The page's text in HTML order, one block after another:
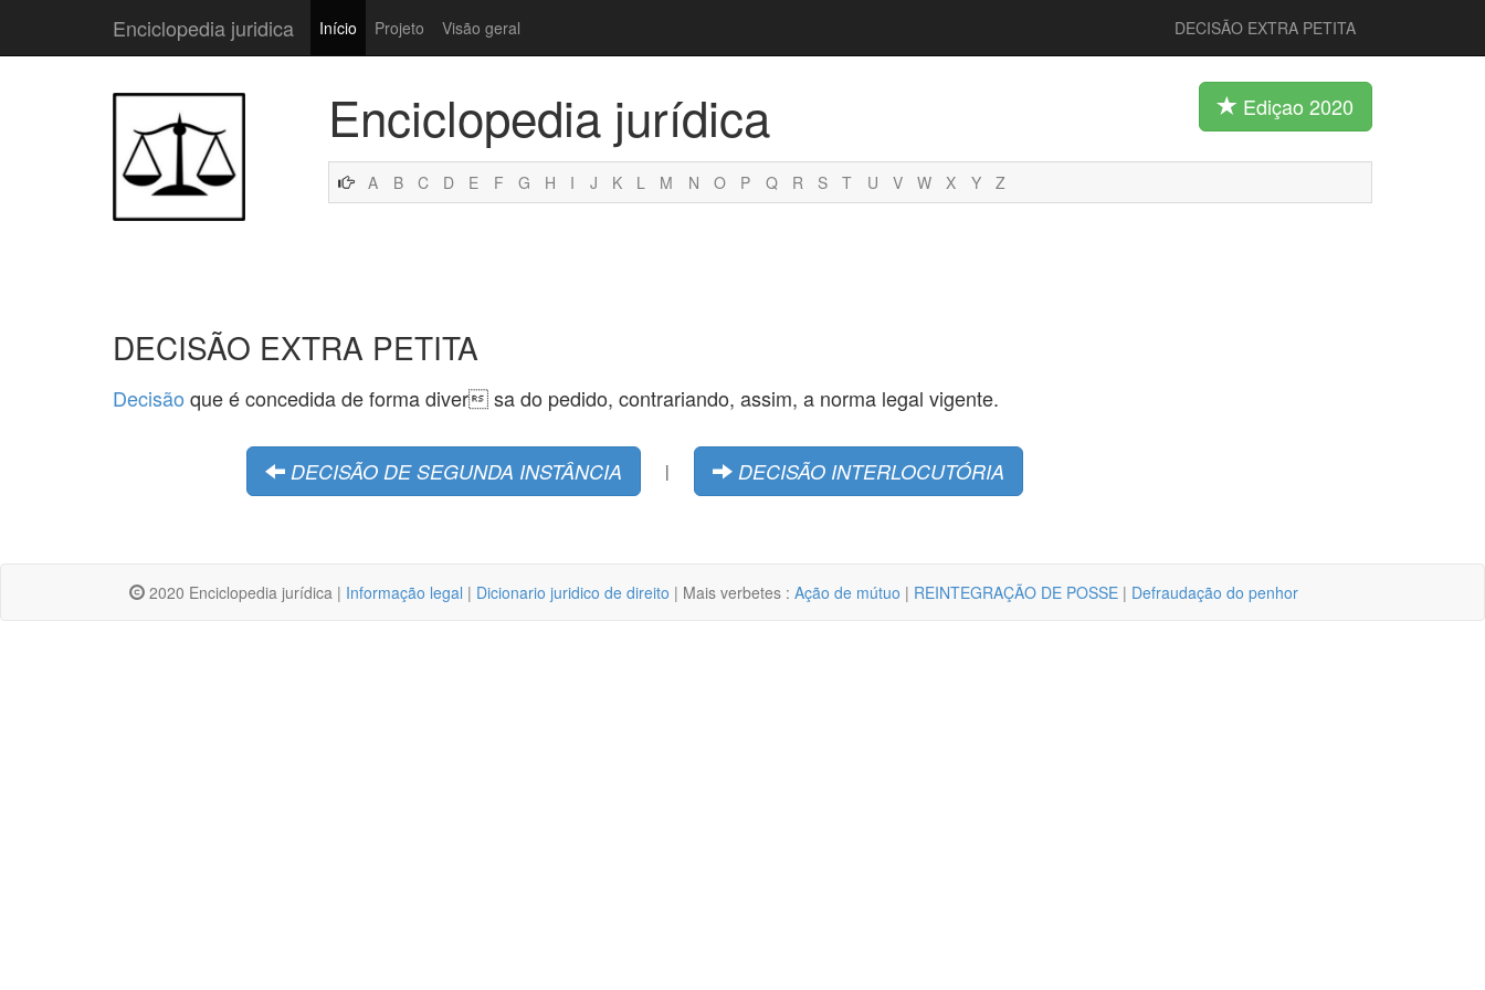
Enciclopedia juridica Início Projeto Visão geral DECISÃO EXTRA PETITA
Enciclopedia jurídica Ediçao 2020
A B C D E F G H I J K L M N O P Q R S T U V W X Y Z
DECISÃO EXTRA PETITA
Decisão que é concedida de forma diver sa do pedido, contrariando, assim, a norma legal vigente.
DECISÃO DE SEGUNDA INSTÂNCIA | DECISÃO INTERLOCUTÓRIA
2020 Enciclopedia jurídica | Informação legal | Dicionario juridico de direito | Mais verbetes : Ação de mútuo | REINTEGRAÇÃO DE POSSE | Defraudação do penhor